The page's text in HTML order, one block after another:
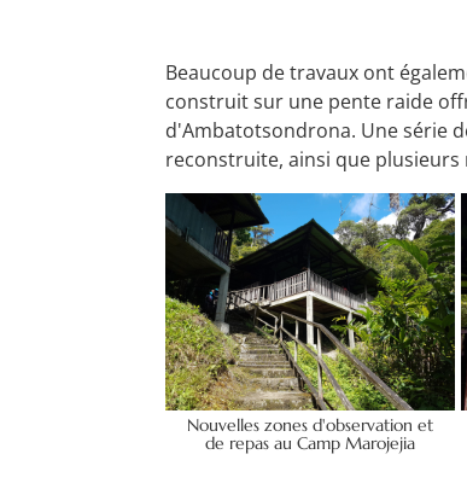
Beaucoup de travaux ont
construit sur une pente raide
d'Ambatotsondrona. Une série
reconstruite, ainsi que
Nouvelles zones d'observation et
de repas au Camp Marojejia